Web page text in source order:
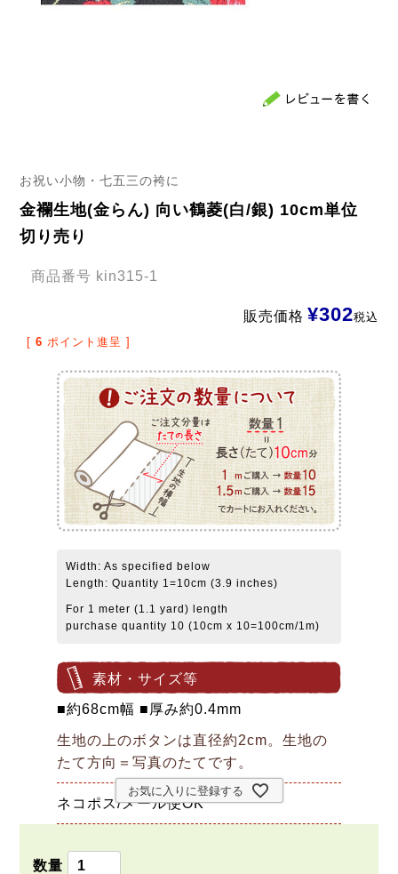
お祝い小物・七五三の袴に
金襴生地(金らん) 向い鶴菱(白/銀) 10cm単位
切り売り
商品番号 kin315-1
販売価格 ¥302税込
[ 6 ポイント進呈 ]
Width: As specified below
Length: Quantity 1=10cm (3.9 inches)
For 1 meter (1.1 yard) length
purchase quantity 10 (10cm x 10=100cm/1m)
素材・サイズ等
■約68cm幅 ■厚み約0.4mm
生地の上のボタンは直径約2cm。生地の
たて方向＝写真のたてです。
ネコポス/メール便OK
お気に入りに登録する